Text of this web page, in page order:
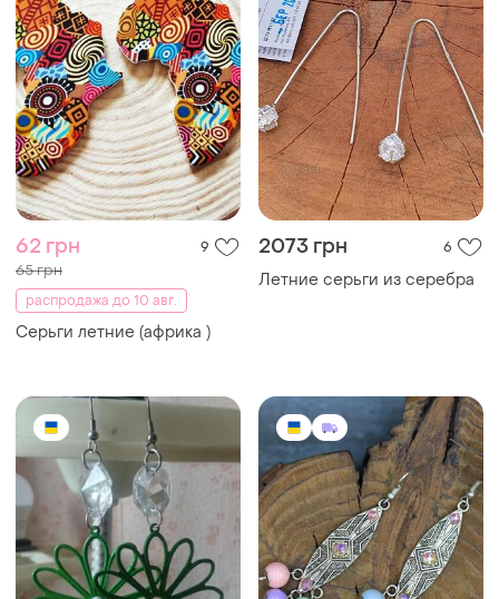
62 грн 9
65 грн
распродажа до 10 авг.
Серьги летние (африка )
2073 грн 6
Летние серьги из серебра